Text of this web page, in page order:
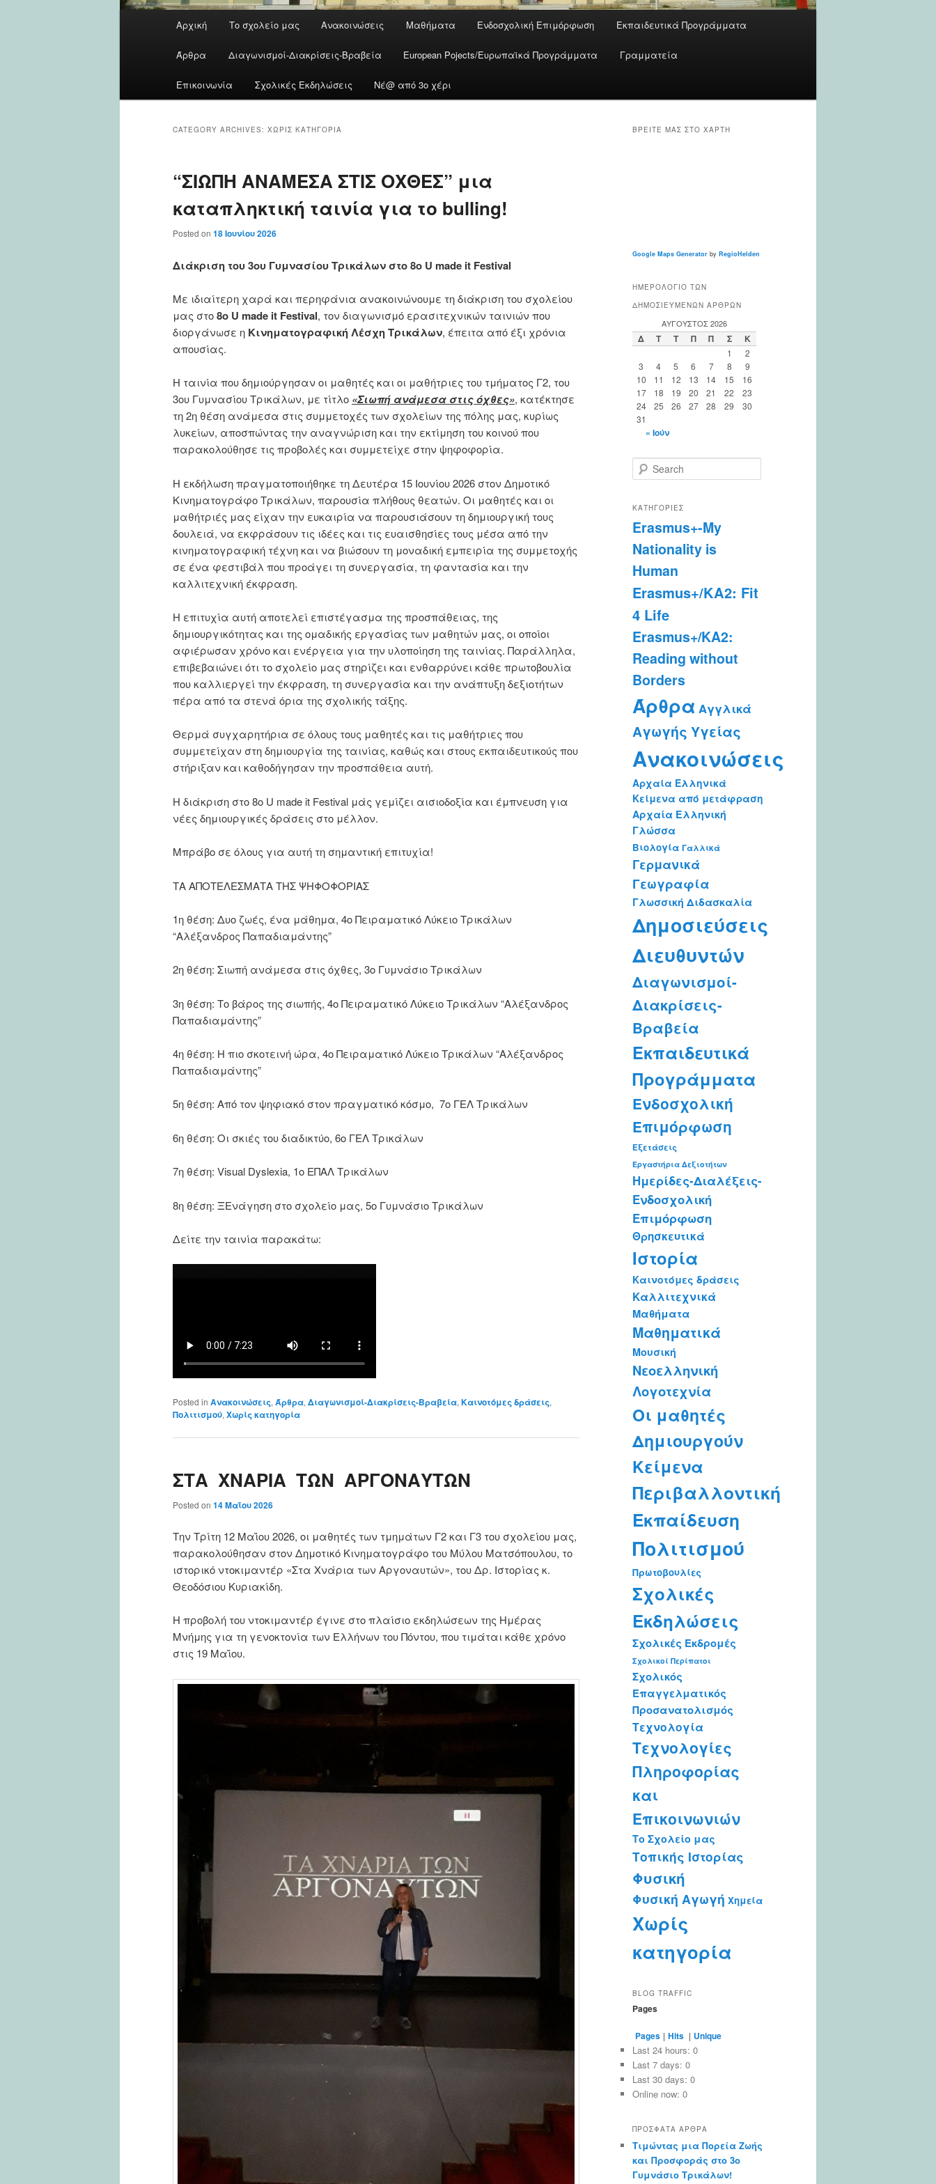
Αρχική Το σχολείο μας Ανακοινώσεις Μαθήματα Ενδοσχολική Επιμόρφωση Εκπαιδευτικά Προγράμματα
Άρθρα Διαγωνισμοί-Διακρίσεις-Βραβεία European Pojects/Ευρωπαϊκά Προγράμματα Γραμματεία
Επικοινωνία Σχολικές Εκδηλώσεις Νέ@ από 3ο χέρι
CATEGORY ARCHIVES: ΧΩΡΊΣ ΚΑΤΗΓΟΡΊΑ
“ΣΙΩΠΗ ΑΝΑΜΕΣΑ ΣΤΙΣ ΟΧΘΕΣ” μια
καταπληκτική ταινία για το bulling!
Posted on 18 Ιουνίου 2026
Διάκριση του 3ου Γυμνασίου Τρικάλων στο 8ο U made it Festival
Με ιδιαίτερη χαρά και περηφάνια ανακοινώνουμε τη διάκριση του σχολείου
μας στο8ο U made it Festival, τον διαγωνισμό ερασιτεχνικών ταινιών που
διοργάνωσε η Κινηματογραφική Λέσχη Τρικάλων, έπειτα από έξι χρόνια
απουσίας.
Η ταινία που δημιούργησαν οι μαθητές και οι μαθήτριες του τμήματος Γ2, του
3ου Γυμνασίου Τρικάλων, με τίτλο «Σιωπή ανάμεσα στις όχθες», κατέκτησε
τη 2η θέση ανάμεσα στις συμμετοχές των σχολείων της πόλης μας, κυρίως
λυκείων, αποσπώντας την αναγνώριση και την εκτίμηση του κοινού που
παρακολούθησε τις προβολές και συμμετείχε στην ψηφοφορία.
Η εκδήλωση πραγματοποιήθηκε τη Δευτέρα 15 Ιουνίου 2026 στον Δημοτικό
Κινηματογράφο Τρικάλων, παρουσία πλήθους θεατών. Οι μαθητές και οι
μαθήτριές μας είχαν την ευκαιρία να παρουσιάσουν τη δημιουργική τους
δουλειά, να εκφράσουν τις ιδέες και τις ευαισθησίες τους μέσα από την
κινηματογραφική τέχνη και να βιώσουν τη μοναδική εμπειρία της συμμετοχής
σε ένα φεστιβάλ που προάγει τη συνεργασία, τη φαντασία και την
καλλιτεχνική έκφραση.
Η επιτυχία αυτή αποτελεί επιστέγασμα της προσπάθειας, της
δημιουργικότητας και της ομαδικής εργασίας των μαθητών μας, οι οποίοι
αφιέρωσαν χρόνο και ενέργεια για την υλοποίηση της ταινίας. Παράλληλα,
επιβεβαιώνει ότι το σχολείο μας στηρίζει και ενθαρρύνει κάθε πρωτοβουλία
που καλλιεργεί την έκφραση, τη συνεργασία και την ανάπτυξη δεξιοτήτων
πέρα από τα στενά όρια της σχολικής τάξης.
Θερμά συγχαρητήρια σε όλους τους μαθητές και τις μαθήτριες που
συμμετείχαν στη δημιουργία της ταινίας, καθώς και στους εκπαιδευτικούς που
στήριξαν και καθοδήγησαν την προσπάθεια αυτή.
Η διάκριση στο 8ο U made it Festival μάς γεμίζει αισιοδοξία και έμπνευση για
νέες δημιουργικές δράσεις στο μέλλον.
Μπράβο σε όλους για αυτή τη σημαντική επιτυχία!
ΤΑ ΑΠΟΤΕΛΕΣΜΑΤΑ ΤΗΣ ΨΗΦΟΦΟΡΙΑΣ
1η θέση: Δυο ζωές, ένα μάθημα, 4ο Πειραματικό Λύκειο Τρικάλων
“Αλέξανδρος Παπαδιαμάντης”
2η θέση: Σιωπή ανάμεσα στις όχθες, 3ο Γυμνάσιο Τρικάλων
3η θέση: Το βάρος της σιωπής, 4ο Πειραματικό Λύκειο Τρικάλων “Αλέξανδρος
Παπαδιαμάντης”
4η θέση: Η πιο σκοτεινή ώρα, 4ο Πειραματικό Λύκειο Τρικάλων “Αλέξανδρος
Παπαδιαμάντης”
5η θέση: Από τον ψηφιακό στον πραγματικό κόσμο, 7ο ΓΕΛ Τρικάλων
6η θέση: Οι σκιές του διαδικτύο, 6ο ΓΕΛ Τρικάλων
7η θέση: Visual Dyslexia, 1ο ΕΠΑΛ Τρικάλων
8η θέση: ΞΕνάγηση στο σχολείο μας, 5ο Γυμνάσιο Τρικάλων
Δείτε την ταινία παρακάτω:
Posted in Ανακοινώσεις, Άρθρα, Διαγωνισμοί-Διακρίσεις-Βραβεία, Καινοτόμες δράσεις,
Πολιτισμού, Χωρίς κατηγορία
ΣΤΑ ΧΝΑΡΙΑ ΤΩΝ ΑΡΓΟΝΑΥΤΩΝ
Posted on 14 Μαΐου 2026
Την Τρίτη 12 Μαΐου 2026, οι μαθητές των τμημάτων Γ2 και Γ3 του σχολείου μας,
παρακολούθησαν στον Δημοτικό Κινηματογράφο του Μύλου Ματσόπουλου, το
ιστορικό ντοκιμαντέρ «Στα Χνάρια των Αργοναυτών», του Δρ. Ιστορίας κ.
Θεοδόσιου Κυριακίδη.
Η προβολή του ντοκιμαντέρ έγινε στο πλαίσιο εκδηλώσεων της Ημέρας
Μνήμης για τη γενοκτονία των Ελλήνων του Πόντου, που τιμάται κάθε χρόνο
στις 19 Μαΐου.
ΒΡΕΊΤΕ ΜΑΣ ΣΤΟ ΧΆΡΤΗ
Google Maps Generator by RegioHelden
ΗΜΕΡΟΛΌΓΙΟ ΤΩΝ
ΔΗΜΟΣΙΕΥΜΈΝΩΝ ΆΡΘΡΩΝ
ΑΎΓΟΥΣΤΟΣ 2026
Δ Τ Τ Π Π Σ Κ
1
2
3
4 5 6 7 8
9
10
11 12 13 14 15
16
17
18 19 20 21 22
23
24
25 26 27 28 29
30
31
« Ιούν
e
r
h
ΚΑΤΗΓΟΡΊΕΣ
Erasmus+-My
Nationality is
Human
Erasmus+/KA2: Fit
4 Life
Erasmus+/KA2:
Reading without
Borders
Άρθρα Αγγλικά
Αγωγής Υγείας
Ανακοινώσεις
Αρχαία Ελληνικά
Κείμενα από μετάφραση
Αρχαία Ελληνική
Γλώσσα
Βιολογία Γαλλικά
Γερμανικά
Γεωγραφία
Γλωσσική Διδασκαλία
Δημοσιεύσεις
Διευθυντών
Διαγωνισμοί-
Διακρίσεις-
Βραβεία
Εκπαιδευτικά
Προγράμματα
Ενδοσχολική
Επιμόρφωση
Εξετάσεις
Εργαστήρια Δεξιοτήτων
Ημερίδες-Διαλέξεις-
Ενδοσχολική
Επιμόρφωση
Θρησκευτικά
Ιστορία
Καινοτόμες δράσεις
Καλλιτεχνικά
Μαθήματα
Μαθηματικά
Μουσική
Νεοελληνική
Λογοτεχνία
Οι μαθητές
Δημιουργούν
Κείμενα
Περιβαλλοντική
Εκπαίδευση
Πολιτισμού
Πρωτοβουλίες
Σχολικές
Εκδηλώσεις
Σχολικές Εκδρομές
Σχολικοί Περίπατοι
Σχολικός
Επαγγελματικός
Προσανατολισμός
Τεχνολογία
Τεχνολογίες
Πληροφορίας
και
Επικοινωνιών
Το Σχολείο μας
Τοπικής Ιστορίας
Φυσική
Φυσική Αγωγή Χημεία
Χωρίς
κατηγορία
BLOG TRAFFIC
Pages
Pages | Hits | Unique
Last 24 hours: 0
Last 7 days: 0
Last 30 days: 0
Online now: 0
ΠΡΌΣΦΑΤΑ ΆΡΘΡΑ
Τιμώντας μια Πορεία Ζωής
και Προσφοράς στο 3ο
Γυμνάσιο Τρικάλων!